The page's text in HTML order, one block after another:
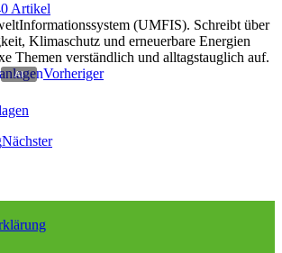
Artikel
(UMFIS). Schreibt über
Klimaschutz und erneuerbare Energien
Themen verständlich und alltagstauglich auf.
Vorheriger
Nächster